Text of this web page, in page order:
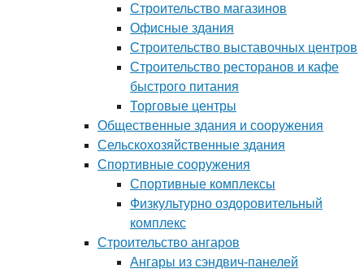
Строительство магазинов
Офисные здания
Строительство выставочных центров
Строительство ресторанов и кафе
быстрого питания
Торговые центры
Общественные здания и сооружения
Сельскохозяйственные здания
Спортивные сооружения
Спортивные комплексы
Физкультурно оздоровительный
комплекс
Строительство ангаров
Ангары из сэндвич-панелей